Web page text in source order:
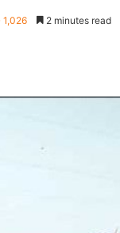
1,026 2 minutes read